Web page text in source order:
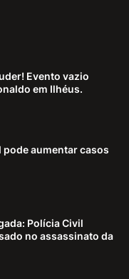
Evento vazio
em Ilhéus.
aumentar casos
Polícia Civil
no assassinato da